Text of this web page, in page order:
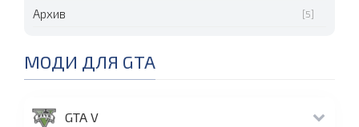
Архив [5]
МОДИ ДЛЯ GTA
GTA V